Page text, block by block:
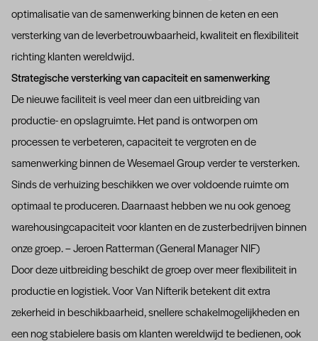
optimalisatie van de samenwerking binnen de keten en een
versterking van de leverbetrouwbaarheid, kwaliteit en flexibiliteit
richting klanten wereldwijd.
Strategische versterking van capaciteit en samenwerking
De nieuwe faciliteit is veel meer dan een uitbreiding van
productie- en opslagruimte. Het pand is ontworpen om
processen te verbeteren, capaciteit te vergroten en de
samenwerking binnen de Wesemael Group verder te versterken.
Sinds de verhuizing beschikken we over voldoende ruimte om
optimaal te produceren. Daarnaast hebben we nu ook genoeg
warehousingcapaciteit voor klanten en de zusterbedrijven binnen
onze groep. – Jeroen Ratterman (General Manager NIF)
Door deze uitbreiding beschikt de groep over meer flexibiliteit in
productie en logistiek. Voor Van Nifterik betekent dit extra
zekerheid in beschikbaarheid, snellere schakelmogelijkheden en
een nog stabielere basis om klanten wereldwijd te bedienen, ook